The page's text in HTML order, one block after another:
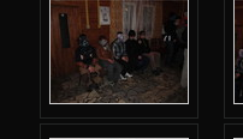
Jarní 2019
Podzimní 2018
Jarní 2018